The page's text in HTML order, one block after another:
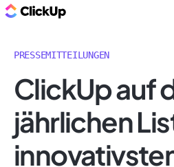
PRESSEMITTEILUNGEN
ClickUp auf
jährlichen